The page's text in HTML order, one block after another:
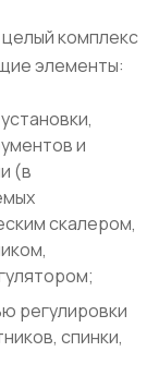
комплекс
элементы:
и
(в
скалером,
регулировки
спинки,